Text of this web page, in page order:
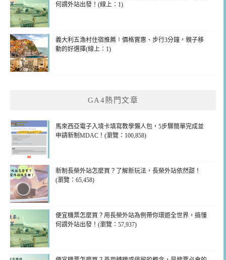
何謂外站出發！(線上：1)
義大利五漁村住宿推薦∣價格實惠、步行3分鐘，親子移
動的好選擇(線上：1)
GA4熱門文章
馬來西亞電子入境卡填寫教學懶人包，5步驟簡單完成並
申請新制MDAC！(瀏覽：100,858)
新制長榮外站怎麼買？了解新玩法，長榮外站依然甜！
(瀏覽：65,458)
便宜機票怎麼買？用長榮外站為例帶你環遊全世界，搞懂
何謂外站出發！(瀏覽：57,937)